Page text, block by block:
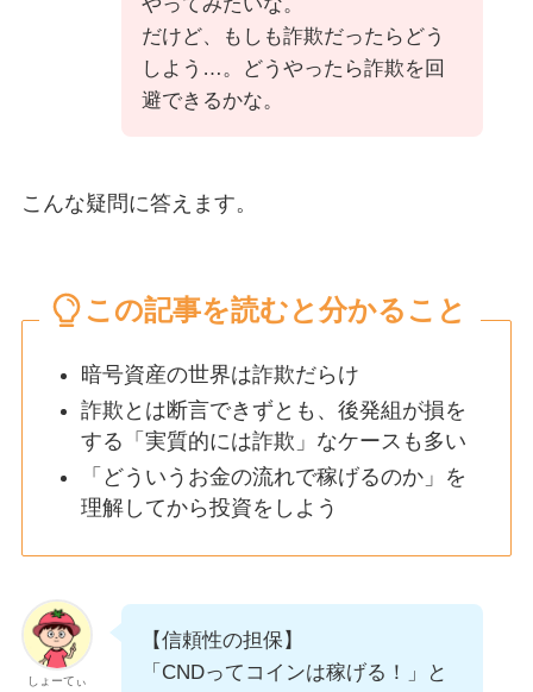
やってみたいな。
だけど、もしも詐欺だったらどう
しよう…。どうやったら詐欺を回
避できるかな。
こんな疑問に答えます。
この記事を読むと分かること
暗号資産の世界は詐欺だらけ
詐欺とは断言できずとも、後発組が損を
する「実質的には詐欺」なケースも多い
「どういうお金の流れで稼げるのか」を
理解してから投資をしよう
しょーてぃ
【信頼性の担保】
「CNDってコインは稼げる！」と